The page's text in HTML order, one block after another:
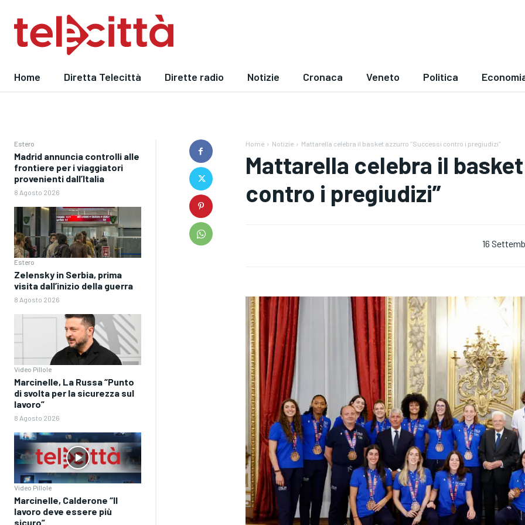
Home Diretta Telecittà Dirette radio Notizie Cronaca Veneto Politica
Estero
Madrid annuncia controlli alle
frontiere per i viaggiatori
provenienti dall’Italia
8 Agosto 2026
Estero
Zelensky in Serbia, prima
visita dall’inizio della guerra
8 Agosto 2026
Video Pillole
Marcinelle, La Russa “Punto
di svolta per la sicurezza sul
lavoro”
8 Agosto 2026
Video Pillole
Marcinelle, Calderone “Il
lavoro deve essere più
sicuro”
Home Notizie Mattarella celebra il basket azzurro “Successi contro i pregiudizi”
Mattarella celebra il
contro i pregiudizi”
16